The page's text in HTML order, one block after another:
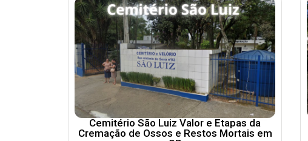
Cemitério São Luiz Valor e Etapas da
Cremação de Ossos e Restos Mortais em